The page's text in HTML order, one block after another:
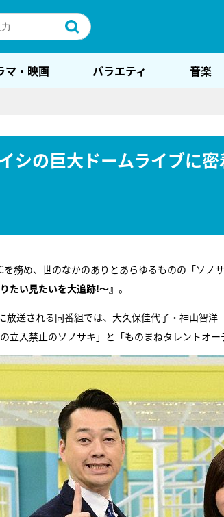
マ・映画 バラエティ 音楽
シの巨大ドームライブに
を務め、世のなかのありとあらゆるものの「ソ
たい見たいを大追跡!～』 。
放送される同番組では、大久保佳代子・神山智洋
立入禁止のソノサキ」と「ものまねタレントオー